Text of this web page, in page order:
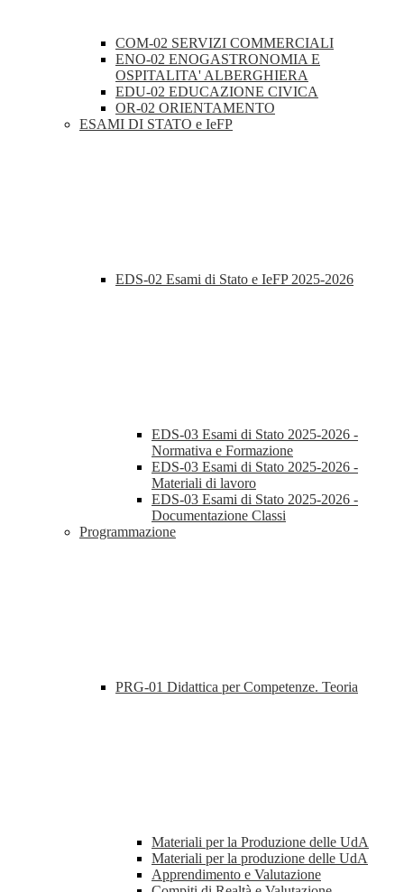
COM-02 SERVIZI COMMERCIALI
ENO-02 ENOGASTRONOMIA E
OSPITALITA' ALBERGHIERA
EDU-02 EDUCAZIONE CIVICA
OR-02 ORIENTAMENTO
ESAMI DI STATO e IeFP
EDS-02 Esami di Stato e IeFP 2025-2026
EDS-03 Esami di Stato 2025-2026 -
Normativa e Formazione
EDS-03 Esami di Stato 2025-2026 -
Materiali di lavoro
EDS-03 Esami di Stato 2025-2026 -
Documentazione Classi
Programmazione
PRG-01 Didattica per Competenze. Teoria
Materiali per la Produzione delle UdA
Materiali per la produzione delle UdA
Apprendimento e Valutazione